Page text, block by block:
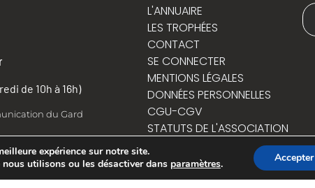
de 10h à 16h)
du Gard
L'ANNUAIRE
LES TROPHÉES
CONTACT
SE CONNECTER
MENTIONS LÉGALES
DONNÉES PERSONNELLES
CGU-CGV
STATUTS DE L'ASSOCIATION
expérience sur notre site.
utilisons ou les désactiver dans paramètres. Accepter